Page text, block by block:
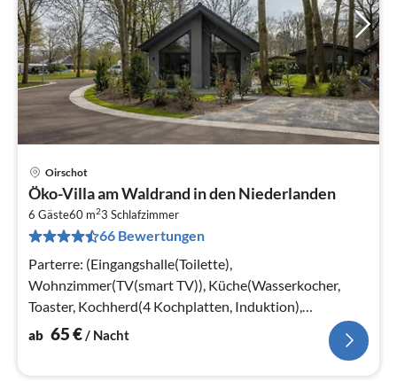
Oirschot
Öko-Villa am Waldrand in den Niederlanden
6 Gäste60 m23 Schlafzimmer
66 Bewertungen
Parterre: (Eingangshalle(Toilette),
Wohnzimmer(TV(smart TV)), Küche(Wasserkocher,
Toaster, Kochherd(4 Kochplatten, Induktion),
Kaffeemaschine(cups), Kombi-Mikrowelle,
ab 65€/ Nacht